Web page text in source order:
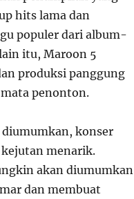
hits lama dan
populer dari album-
itu, Maroon 5
produksi panggung
penonton.
konser
menarik.
akan diumumkan
dan membuat